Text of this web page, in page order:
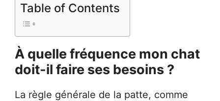
Table of Contents
À quelle fréquence mon chat
doit-il faire ses besoins ?
La règle générale de la patte, comme